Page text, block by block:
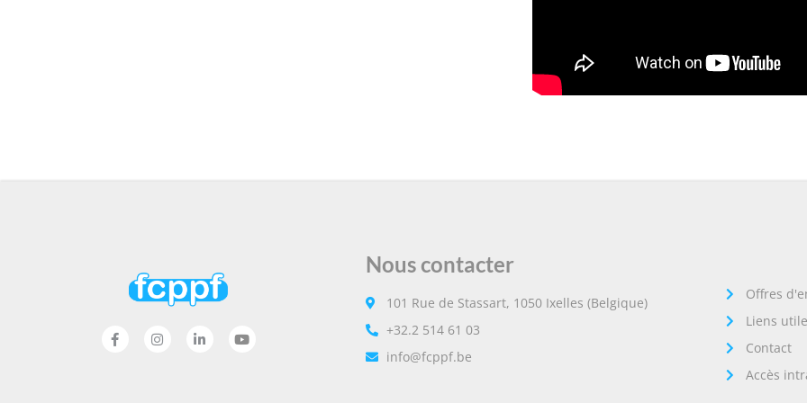
Nous contacter
101 Rue de Stassart, 1050 Ixelles (Belgique)
+32.2 514 61 03
info@fcppf.be
Offres
Liens
Contact
Accès